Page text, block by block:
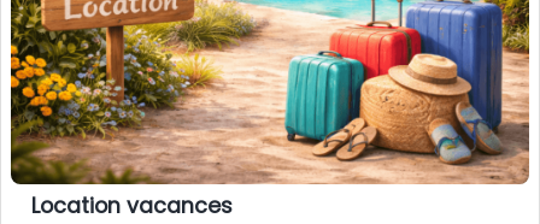
Location vacances